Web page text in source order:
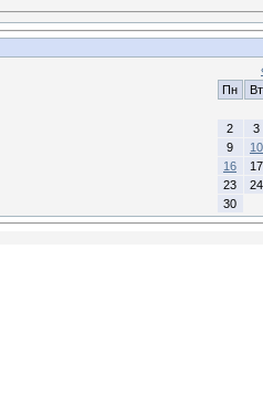
Пн
Вт
2
3
9
10
16
17
23
24
30